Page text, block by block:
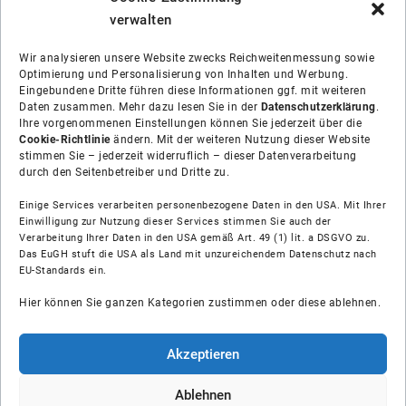
verwalten
Wir analysieren unsere Website zwecks Reichweitenmessung sowie
Optimierung und Personalisierung von Inhalten und Werbung.
Eingebundene Dritte führen diese Informationen ggf. mit weiteren
Daten zusammen. Mehr dazu lesen Sie in der Datenschutzerklärung.
Ihre vorgenommenen Einstellungen können Sie jederzeit über die
Cookie-Richtlinieändern. Mit der weiteren Nutzung dieser Website
stimmen Sie – jederzeit widerruflich – dieser Datenverarbeitung
durch den Seitenbetreiber und Dritte zu.
Einige Services verarbeiten personenbezogene Daten in den USA. Mit Ihrer
Einwilligung zur Nutzung dieser Services stimmen Sie auch der
Verarbeitung Ihrer Daten in den USA gemäß Art. 49 (1) lit. a DSGVO zu.
Das EuGH stuft die USA als Land mit unzureichendem Datenschutz nach
EU-Standards ein.
Hier können Sie ganzen Kategorien zustimmen oder diese ablehnen.
Akzeptieren
Ablehnen
Über uns
Soziale Medien